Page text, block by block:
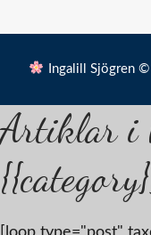
Ingalill Sjögren
Artiklar i